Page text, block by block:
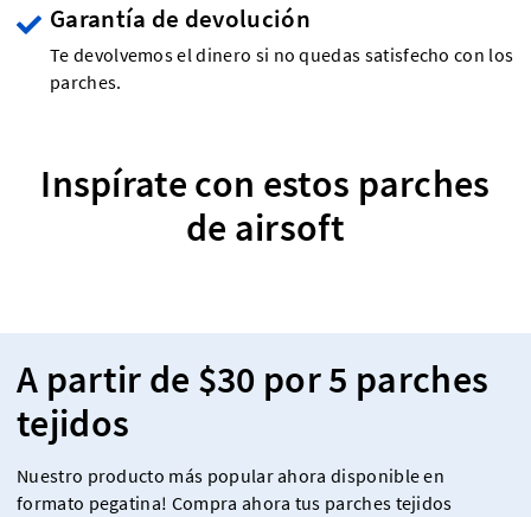
Garantía de devolución
Te devolvemos el dinero si no quedas satisfecho con los
parches.
Inspírate con estos parches
de airsoft
A partir de $30 por 5 parches
tejidos
Nuestro producto más popular ahora disponible en
formato pegatina! Compra ahora tus parches tejidos